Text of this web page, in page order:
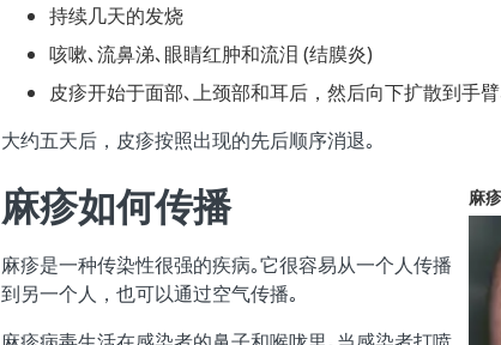
持续几天的发烧
咳嗽､流鼻涕､眼睛红肿和流泪 (结膜炎)
皮疹开始于面部､上颈部和耳后，然后向下扩散到手
大约五天后，皮疹按照出现的先后顺序消退｡
麻疹
麻疹如何传播
麻疹是一种传染性很强的疾病｡它很容易从一个人传播
到另一个人，也可以通过空气传播｡